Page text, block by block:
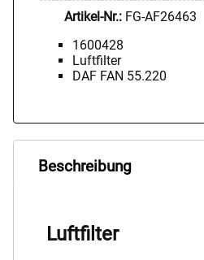
Artikel-Nr.: FG-AF26463
1600428
Luftfilter
DAF FAN 55.220
Beschreibung
Luftfilter